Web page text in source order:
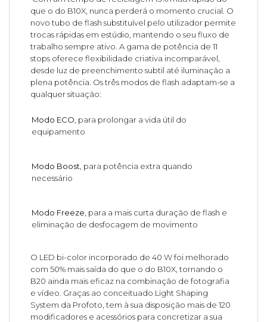
que o do B10X, nunca perderá o momento crucial. O
novo tubo de flash substituível pelo utilizador permite
trocas rápidas em estúdio, mantendo o seu fluxo de
trabalho sempre ativo. A gama de potência de 11
stops oferece flexibilidade criativa incomparável,
desde luz de preenchimento subtil até iluminação a
plena potência. Os três modos de flash adaptam-se a
qualquer situação:
Modo ECO , para prolongar a vida útil do
equipamento
Modo Boost , para potência extra quando
necessário
Modo Freeze , para a mais curta duração de flash e
eliminação de desfocagem de movimento
O LED bi-color incorporado de 40 W foi melhorado
com 50% mais saída do que o do B10X, tornando o
B20 ainda mais eficaz na combinação de fotografia
e vídeo. Graças ao conceituado Light Shaping
System da Profoto, tem à sua disposição mais de 120
modificadores e acessórios para concretizar a sua